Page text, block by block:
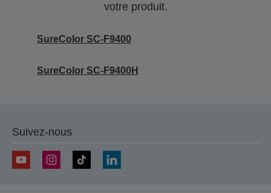
votre produit.
SureColor SC-F9400
SureColor SC-F9400H
Suivez-nous